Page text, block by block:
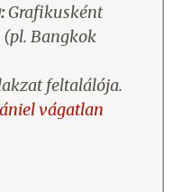
Grafikusként
Bangkok
feltalálója.
vágatlan